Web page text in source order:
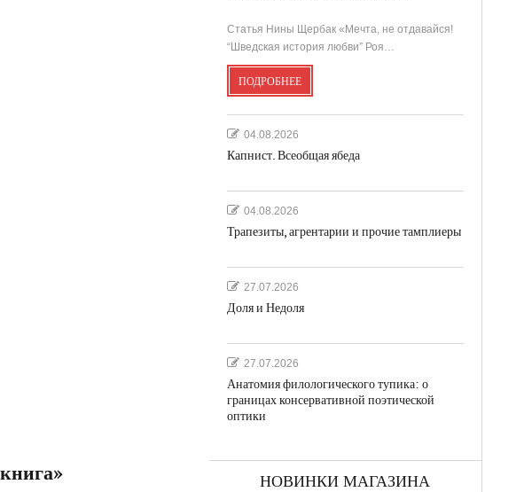
Статья Нины Щербак «Мечта, не отдавайся!
“Шведская история любви” Роя…
ПОДРОБНЕЕ
04.08.2026
Капнист. Всеобщая ябеда
04.08.2026
Трапезиты, агрентарии и прочие тамплиеры
27.07.2026
Доля и Недоля
27.07.2026
Анатомия филологического тупика: о
границах консервативной поэтической
оптики
НОВИНКИ МАГАЗИНА